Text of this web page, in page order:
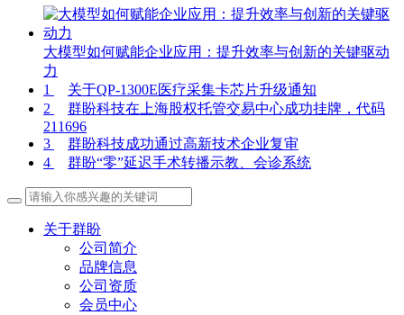
大模型如何赋能企业应用：提升效率与创新的关键驱动
力
1
关于QP-1300E医疗采集卡芯片升级通知
2
群盼科技在上海股权托管交易中心成功挂牌，代码
211696
3
群盼科技成功通过高新技术企业复审
4
群盼“零”延迟手术转播示教、会诊系统
关于群盼
公司简介
品牌信息
公司资质
会员中心